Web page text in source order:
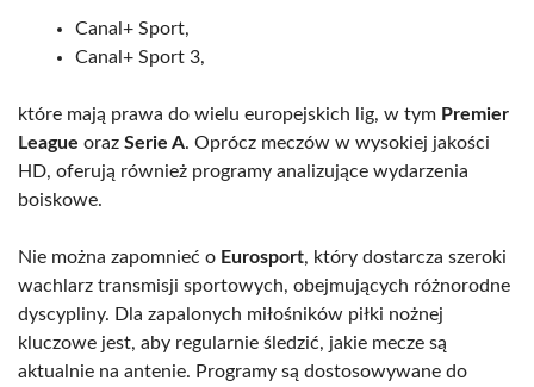
Canal+ Sport,
Canal+ Sport 3,
które mają prawa do wielu europejskich lig, w tym Premier
League oraz Serie A. Oprócz meczów w wysokiej jakości
HD, oferują również programy analizujące wydarzenia
boiskowe.
Nie można zapomnieć o Eurosport, który dostarcza szeroki
wachlarz transmisji sportowych, obejmujących różnorodne
dyscypliny. Dla zapalonych miłośników piłki nożnej
kluczowe jest, aby regularnie śledzić, jakie mecze są
aktualnie na antenie. Programy są dostosowywane do